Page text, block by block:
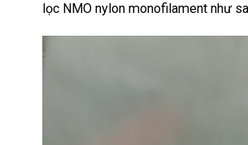
lọc NMO nylon monofilament như